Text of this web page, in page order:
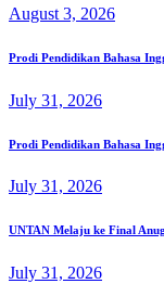
August 3, 2026
Prodi Pendidikan Bahasa
July 31, 2026
Prodi Pendidikan Bahasa
July 31, 2026
UNTAN Melaju ke Final
July 31, 2026